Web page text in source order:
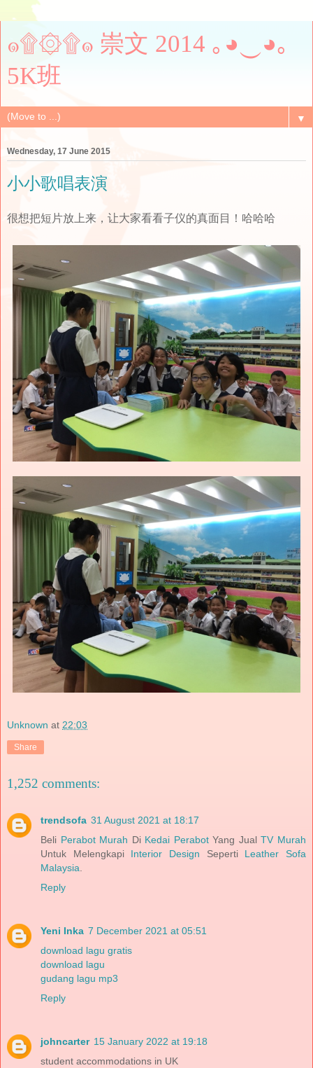
๑۩۞۩๑ 崇文 2014 ｡◕‿◕｡
5K班
▼
Wednesday, 17 June 2015
小小歌唱表演
很想把短片放上来，让大家看看子仪的真面目！哈哈哈
Unknown at 22:03
Share
1,252 comments:
trendsofa 31 August 2021 at 18:17
Beli Perabot Murah Di Kedai PerabotYang JualTV Murah
Untuk Melengkapi Interior Design Seperti Leather Sofa
Malaysia
Reply
Yeni Inka 7 December 2021 at 05:51
download lagu gratis
download lagu
gudang lagu mp3
Reply
johncarter 15 January 2022 at 19:18
student accommodations in UK